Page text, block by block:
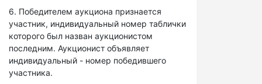
6. Победителем аукциона признается
участник, индивидуальный номер таблички
которого был назван аукционистом
последним. Аукционист объявляет
индивидуальный - номер победившего
участника.